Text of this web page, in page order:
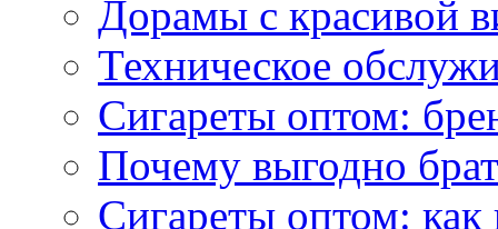
Дорамы с красивой
Техническое
Сигареты оптом:
Почему выгодно
Сигареты оптом: как